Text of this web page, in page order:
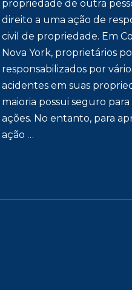
propriedade de outra
direito a uma ação de
civil de propriedade. Em
Nova York, proprietários
responsabilizados por
acidentes em suas
maioria possui seguro para
ações. No entanto, para
ação …